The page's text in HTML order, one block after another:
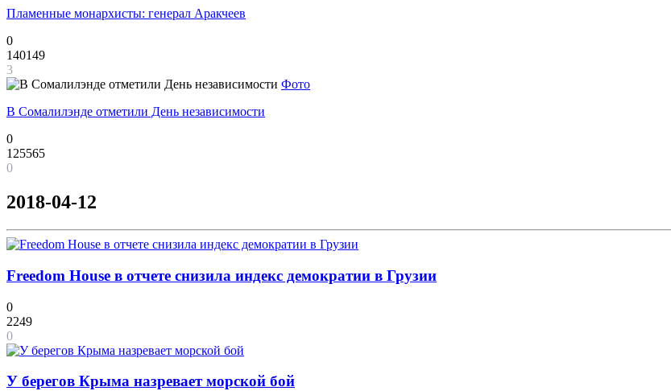
Пламенные монархисты: генерал Аракчеев
0
140149
3
Фото
В Сомалилэнде отметили День независимости
0
125565
0
2018-04-12
Freedom House в отчете снизила индекс демократии в Грузии
0
2249
0
У берегов Крыма назревает морской бой